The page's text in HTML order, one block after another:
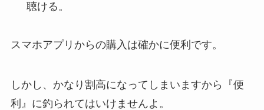
聴ける。
スマホアプリからの購入は確かに便利です。
しかし、かなり割高になってしまいますから『便
利』に釣られてはいけませんよ。